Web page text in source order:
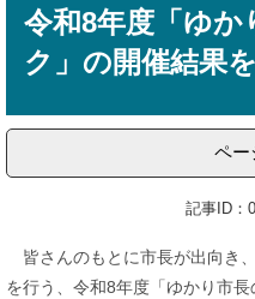
令和8年度「ゆか
ク」の開催結果
ペー
記事ID：
皆さんのもとに市長が出向き
を行う、令和8年度「ゆかり市